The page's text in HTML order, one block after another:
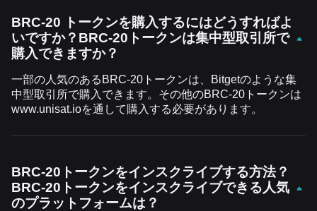
BRC-20 トークンを購入するにはどうすればよ
いですか？BRC-20トークンは集中型取引所で
購入できますか？
一部の人気のある BRC-20 トークンは、 Bitgetのような集
中型取引所で購入できます。その他のBRC-20 トークンは
www.unisat.ioを通して購入する必要があります。
BRC-20トークンをインスクライブする方法？
BRC-20トークンをインスクライブできる人気
のプラットフォームは？